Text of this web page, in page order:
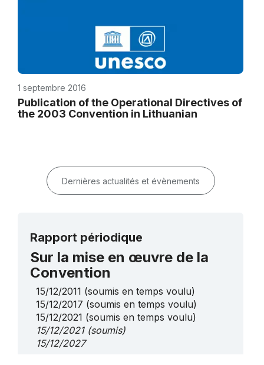
1 septembre 2016
Publication of the Operational Directives of
the 2003 Convention in Lithuanian
Dernières actualités et évènements
Rapport périodique
Sur la mise en œuvre de la
Convention
15/12/2011 (soumis en temps voulu)
15/12/2017 (soumis en temps voulu)
15/12/2021 (soumis en temps voulu)
15/12/2021(soumis)
15/12/2027